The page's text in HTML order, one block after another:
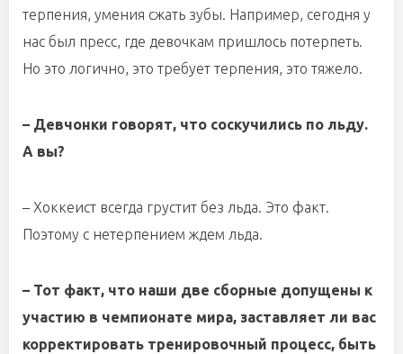
терпения, умения сжать зубы. Например, сегодня у
нас был пресс, где девочкам пришлось потерпеть.
Но это логично, это требует терпения, это тяжело.
– Девчонки говорят, что соскучились по льду.
А вы?
– Хоккеист всегда грустит без льда. Это факт.
Поэтому с нетерпением ждем льда.
– Тот факт, что наши две сборные допущены к
участию в чемпионате мира, заставляет ли вас
корректировать тренировочный процесс, быть